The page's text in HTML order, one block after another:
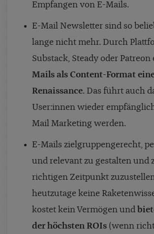
Empfangen von E-Mails.
E-Mail Newsletter sind so
lange nicht mehr. Durch
Substack, Steady oder Patreon
Mails als Content-Format
Renaissance. Das führt auch
User:innen wieder
Mail Marketing werden.
E-Mails zielgruppengerecht,
und relevant zu gestalten und
richtigen Zeitpunkt
heutzutage keine
kostet kein Vermögen und
der höchsten ROIs (wenn